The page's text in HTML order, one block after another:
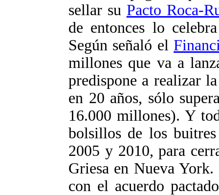
sellar su Pacto Roca-
de entonces lo
Según señaló el
millones que va a
predispone a realizar
en 20 años, sólo
16.000 millones). Y
bolsillos de los
2005 y 2010, para
Griesa en Nueva
con el acuerdo